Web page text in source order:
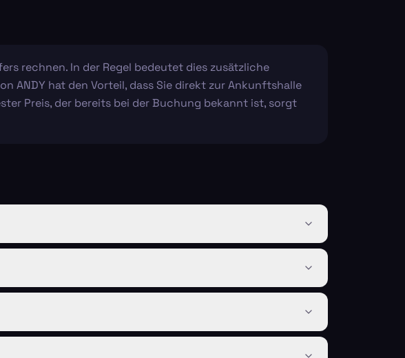
rechnen. In der Regel bedeutet dies zusätzliche
ANDY hat den Vorteil, dass Sie direkt zur Ankunftshalle
Preis, der bereits bei der Buchung bekannt ist, sorgt